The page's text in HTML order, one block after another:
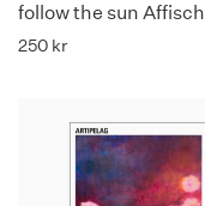
follow the sun Affisch
250 kr